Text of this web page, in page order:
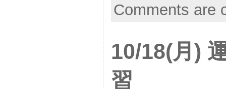
Comments are
10/18(月)
習